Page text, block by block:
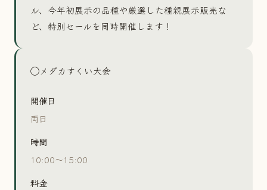
ル、今年初展示の品種や厳選した種親展示販売な
ど、特別セールを同時開催します！
◯メダカすくい大会
開催日
両日
時間
10:00〜15:00
料金